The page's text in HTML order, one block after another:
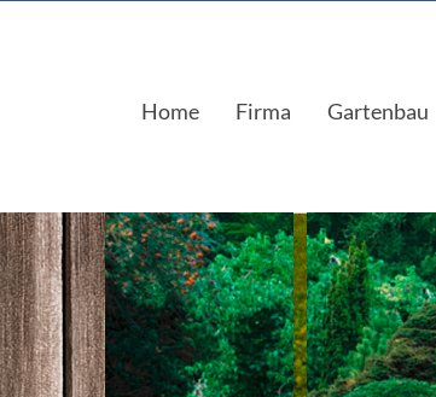
Home Firma Gartenbau